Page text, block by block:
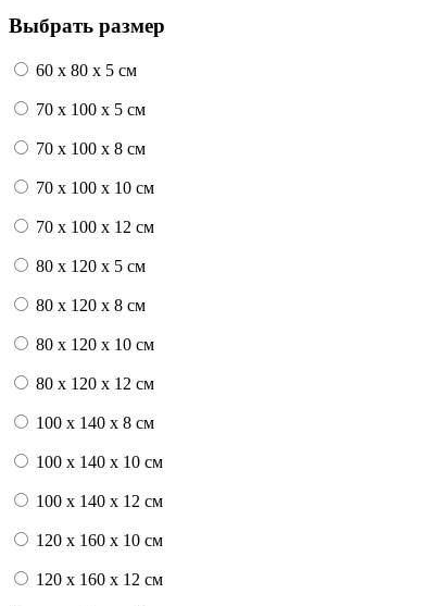
Выбрать размер
60 x 80 x 5 см
70 x 100 x 5 см
70 x 100 x 8 см
70 x 100 x 10 см
70 x 100 x 12 см
80 x 120 x 5 см
80 x 120 x 8 см
80 x 120 x 10 см
80 x 120 x 12 см
100 x 140 x 8 см
100 x 140 x 10 см
100 x 140 x 12 см
120 x 160 x 10 см
120 x 160 x 12 см